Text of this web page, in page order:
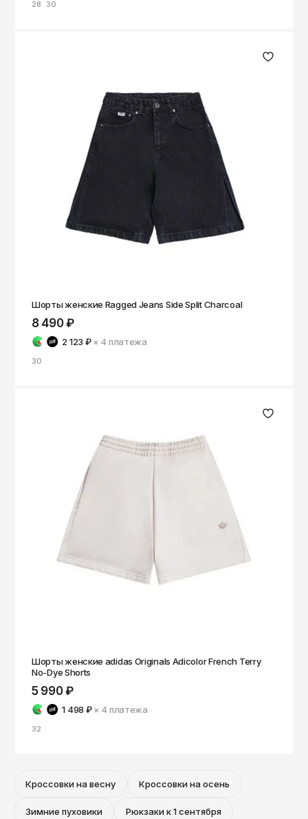
28 30
Шорты женские Ragged Jeans Side Split Charcoal
8 490 ₽
2 123 ₽ × 4платежа
30
Шорты женские adidas Originals Adicolor French Terry
No-Dye Shorts
5 990 ₽
1 498 ₽ × 4платежа
32
Кроссовки на весну Кроссовки на осень
Зимние пуховики Рюкзаки к 1 сентября